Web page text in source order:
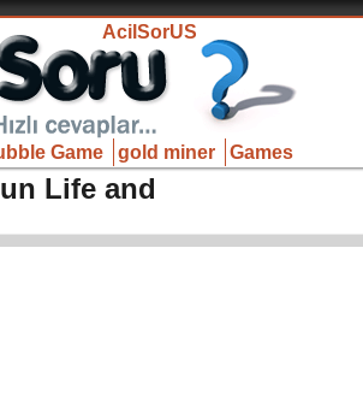
Games
gold miner
Game
AcilSorUS
Life and